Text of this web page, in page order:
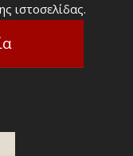
ιστοσελίδας.